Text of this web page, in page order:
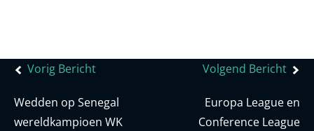
Bericht
Vorig Bericht
Wedden op Senegal
wereldkampioen WK
Volgend Bericht
Europa League en
Conference League